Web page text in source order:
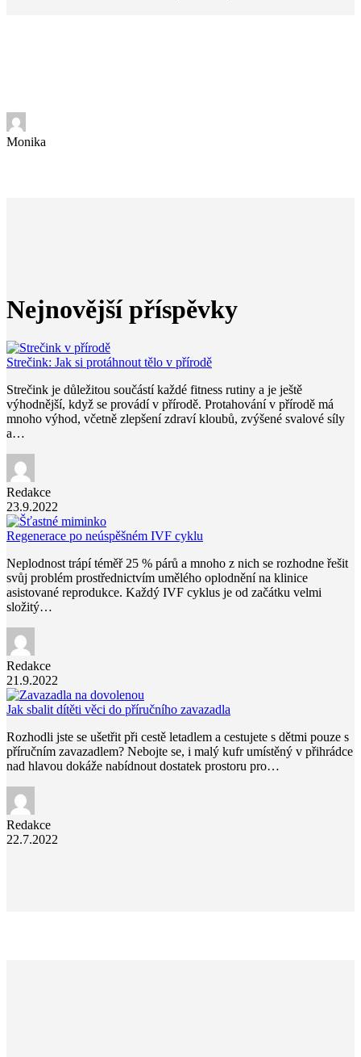
Monika
Nejnovější příspěvky
Strečink: Jak si protáhnout tělo v přírodě
Strečink je důležitou součástí každé fitness rutiny a je ještě
výhodnější, když se provádí v přírodě. Protahování v přírodě má
mnoho výhod, včetně zlepšení zdraví kloubů, zvýšené svalové síly
a…
Redakce
23.9.2022
Regenerace po neúspěšném IVF cyklu
Neplodnost trápí téměř 25 % párů a mnoho z nich se rozhodne řešit
svůj problém prostřednictvím umělého oplodnění na klinice
asistované reprodukce. Každý IVF cyklus je od začátku velmi
složitý…
Redakce
21.9.2022
Jak sbalit dítěti věci do příručního zavazadla
Rozhodli jste se ušetřit při cestě letadlem a cestujete s dětmi pouze s
příručním zavazadlem? Nebojte se, i malý kufr umístěný v přihrádce
nad hlavou dokáže nabídnout dostatek prostoru pro…
Redakce
22.7.2022